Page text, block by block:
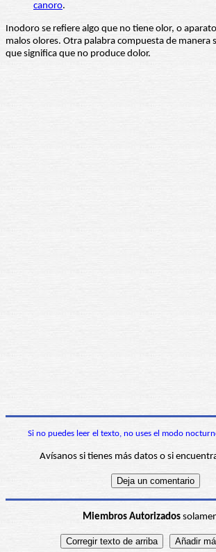
canoro.
Inodoro se refiere algo que no tiene olor, o
malos olores. Otra palabra compuesta de manera
que significa que no produce dolor.
Si no puedes leer el texto, no uses el modo
Avísanos si tienes más datos o si
Miembros Autorizados